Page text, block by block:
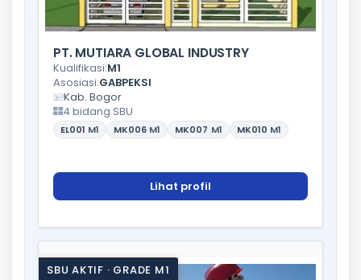
PT. MUTIARA GLOBAL INDUSTRY
Kualifikasi:M1
Asosiasi:GABPEKSI
Kab. Bogor
4 bidang SBU
EL001 M1 MK006 M1 MK007 M1 MK010 M1
Lihat profil
SBU AKTIF · GRADE M1